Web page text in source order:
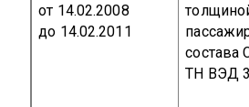
от 14.02.2008
до 14.02.2011
состава
ТН ВЭД